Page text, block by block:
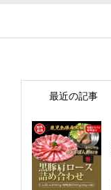
最近の記事